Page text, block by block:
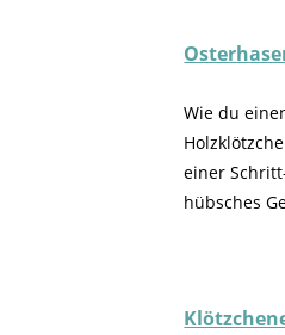
Wie du
einer
hübsches